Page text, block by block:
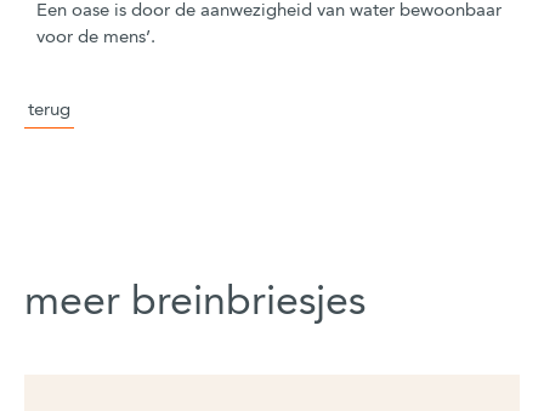
Een oase is door de aanwezigheid van water bewoonbaar
voor de mens’.
terug
meer breinbriesjes